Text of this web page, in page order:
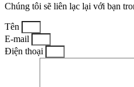
Chúng tôi sẽ liên lạc lại với bạn
Tên
E-mail
Điện thoại